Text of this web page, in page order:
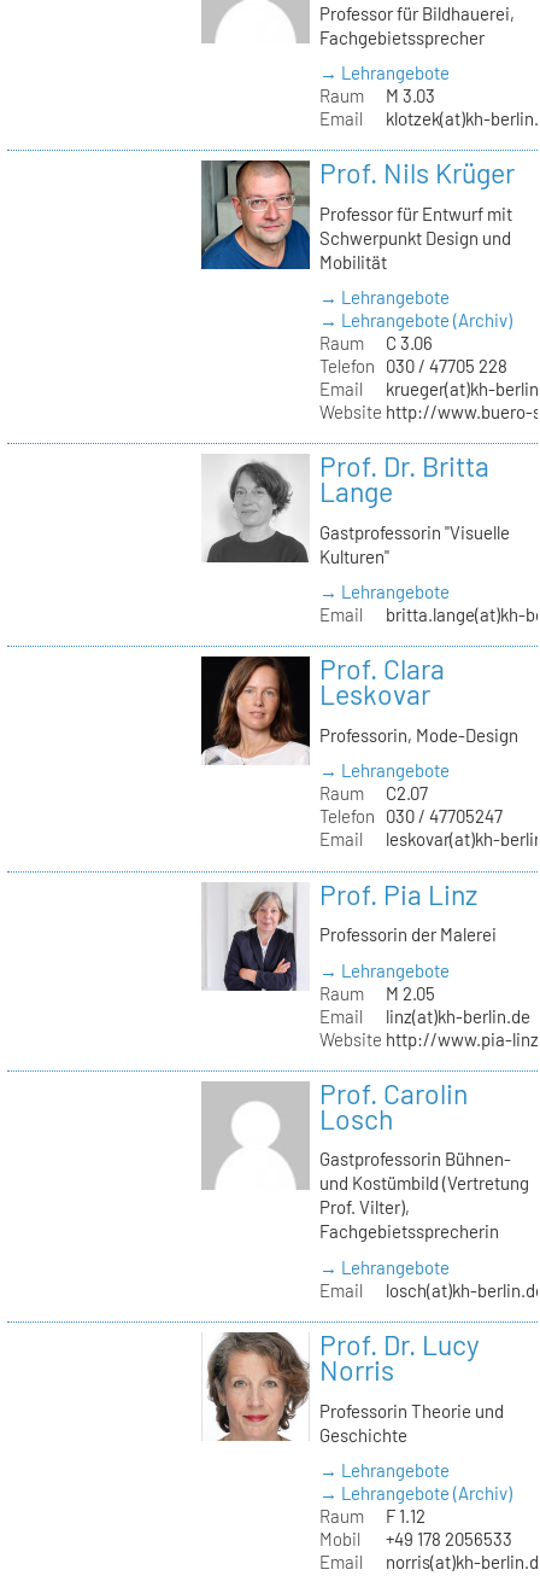
Professor für Bildhauerei,
Fachgebietssprecher
→ Lehrangebote
Raum
M 3.03
Email
klotzek(at)kh-
Prof. Nils Krüger
Professor für Entwurf mit
Schwerpunkt Design und
Mobilität
→ Lehrangebote
→ Lehrangebote (Archiv)
Raum
C 3.06
Telefon
030 / 47705 228
Email
krueger(at)kh-
Website http://www.buero-
Prof. Dr. Britta
Lange
Gastprofessorin "Visuelle
Kulturen"
→ Lehrangebote
Email
britta.lange(at)kh-
Prof. Clara
Leskovar
Professorin, Mode-Design
→ Lehrangebote
Raum
C2.07
Telefon
030 / 47705247
Email
leskovar(at)kh-
Prof. Pia Linz
Professorin der Malerei
→ Lehrangebote
Raum
M 2.05
Email
linz(at)kh-berlin.de
Website http://www.pia-
Prof. Carolin
Losch
Gastprofessorin Bühnen-
und Kostümbild (Vertretung
Prof. Vilter),
Fachgebietssprecherin
→ Lehrangebote
Email
losch(at)kh-
Prof. Dr. Lucy
Norris
Professorin Theorie und
Geschichte
→ Lehrangebote
→ Lehrangebote (Archiv)
Raum
F 1.12
Mobil
+49 178 2056533
Email
norris(at)kh-